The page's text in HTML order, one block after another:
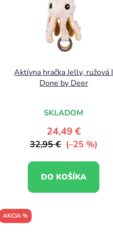
Aktívna hračka Jelly, ružová |
Done by Deer
SKLADOM
24,49 €
32,95 € (–25 %)
DO KOŠÍKA
AKCIA %